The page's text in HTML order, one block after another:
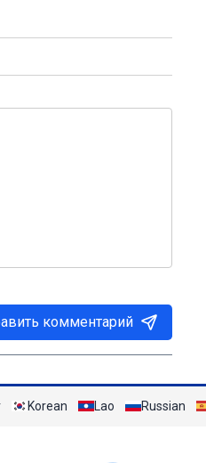
комментарий
Korean Lao Russian